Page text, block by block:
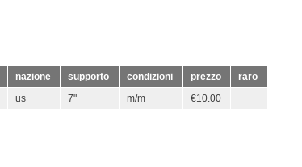
nazione supporto condizioni prezzo
raro
us 7" m/m €10.00